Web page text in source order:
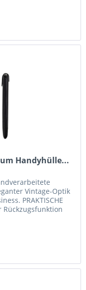
Handyhülle...
Vintage-Optik
PRAKTISCHE
Rückzugsfunktion